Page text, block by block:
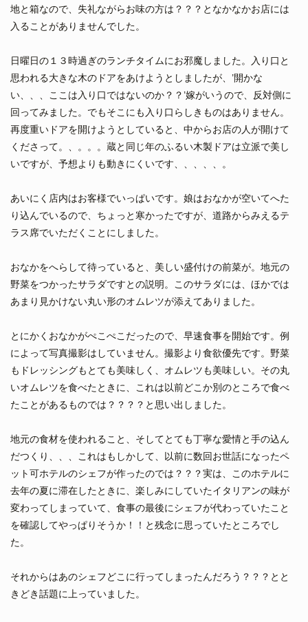
地と箱なので、失礼ながらお味の方は？？？となかなかお店には
入ることがありませんでした。
日曜日の１３時過ぎのランチタイムにお邪魔しました。入り口と
思われる大きな木のドアをあけようとしましたが、’開かな
い、、、ここは入り口ではないのか？？’嫁がいうので、反対側に
回ってみました。でもそこにも入り口らしきものはありません。
再度重いドアを開けようとしていると、中からお店の人が開けて
くださって。、。。。蔵と同じ年のふるい木製ドアは立派で美し
いですが、予想よりも動きにくいです、、、、、。
あいにく店内はお客様でいっぱいです。娘はおなかが空いてへた
り込んでいるので、ちょっと寒かったですが、道路からみえるテ
ラス席でいただくことにしました。
おなかをへらして待っていると、美しい盛付けの前菜が。地元の
野菜をつかったサラダですとの説明。このサラダには、ほかでは
あまり見かけない丸い形のオムレツが添えてありました。
とにかくおなかがぺこぺこだったので、早速食事を開始です。例
によって写真撮影はしていません。撮影より食欲優先です。野菜
もドレッシングもとても美味しく、オムレツも美味しい。その丸
いオムレツを食べたときに、これは以前どこか別のところで食べ
たことがあるものでは？？？？と思い出しました。
地元の食材を使われること、そしてとても丁寧な愛情と手の込ん
だつくり、、、これはもしかして、以前に数回お世話になったペ
ット可ホテルのシェフが作ったのでは？？？実は、このホテルに
去年の夏に滞在したときに、楽しみにしていたイタリアンの味が
変わってしまっていて、食事の最後にシェフが代わっていたこと
を確認してやっぱりそうか！！と残念に思っていたところでし
た。
それからはあのシェフどこに行ってしまったんだろう？？？とと
きどき話題に上っていました。